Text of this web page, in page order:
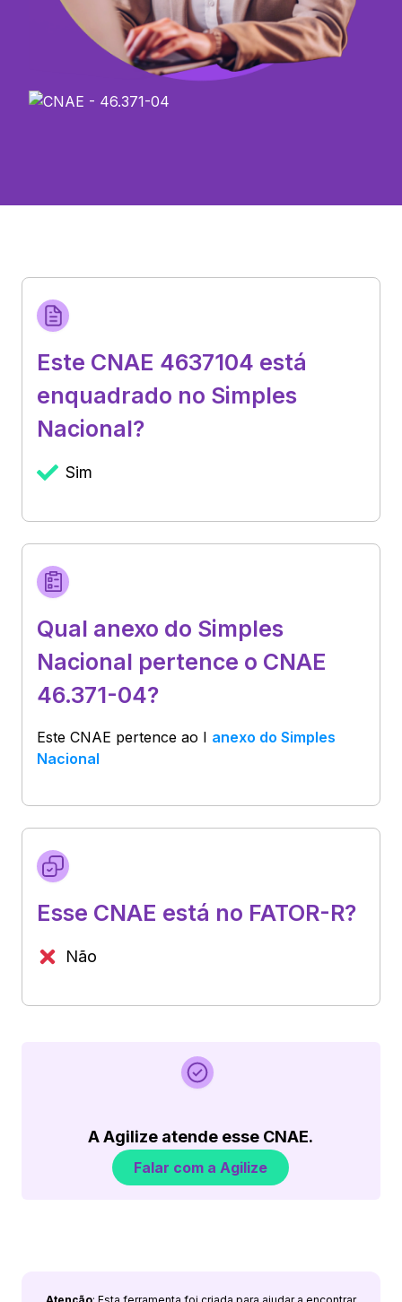
Este CNAE 4637104 está
enquadrado no Simples
Nacional?
Sim
Qual anexo do Simples
Nacional pertence o CNAE
46.371-04?
Este CNAE pertence ao I anexo do Simples
Nacional
Esse CNAE está no FATOR-R?
Não
A Agilize atende esse CNAE.
Falar com a Agilize